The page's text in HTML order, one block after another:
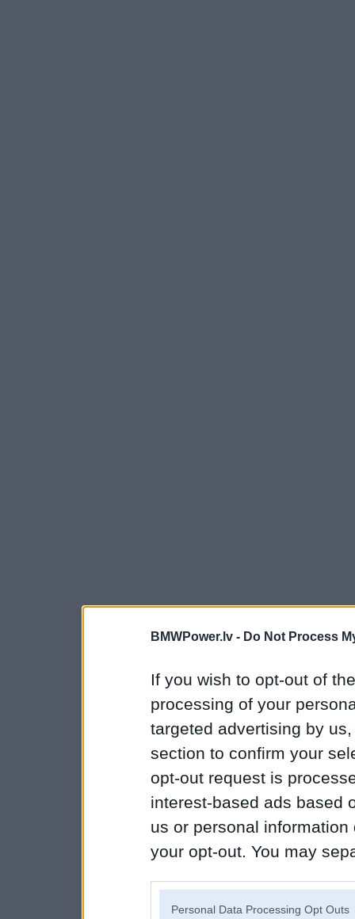
BMWPower.lv - Do Not Process
If you wish to opt-out of
processing of your
targeted advertising by
section to confirm your
opt-out request is
interest-based ads based
us or personal
your opt-out. You may
Personal Data Processing Opt Outs